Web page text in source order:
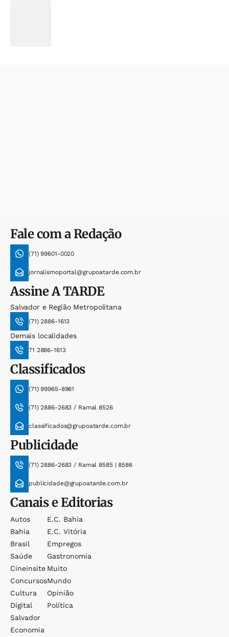
Fale com a Redação
(71) 99601-0020
jornalismoportal@grupoatarde.com.br
AssineA TARDE
Salvador e Região Metropolitana
(71) 2886-1613
Demais localidades
71 2886-1613
Classificados
(71) 99965-8961
(71) 2886-2683 / Ramal 8526
classificados@grupoatarde.com.br
Publicidade
(71) 2886-2683 / Ramal 8585 | 8586
publicidade@grupoatarde.com.br
Canais e Editorias
Autos
Bahia
Brasil
Saúde
Cineinsite
Concursos
Cultura
Digital
Salvador
Economia
E.c. Bahia
E.c. Vitória
Empregos
Gastronomia
Muito
Mundo
Opinião
Política